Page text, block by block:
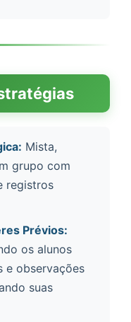
Mista,
grupo com
registros
Prévios:
os alunos
e observações
suas